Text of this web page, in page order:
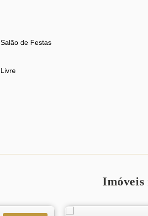
Salão de Festas
Livre
Imóveis